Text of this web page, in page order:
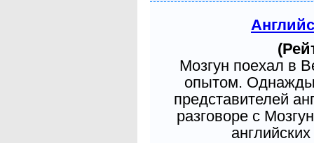
Мозгун поехал в
опытом. Однажды
представителей
разговоре с